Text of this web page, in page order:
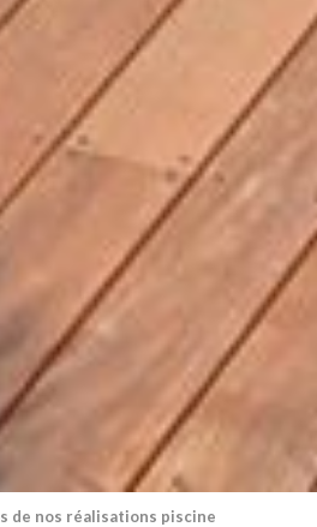
de nos réalisations piscine